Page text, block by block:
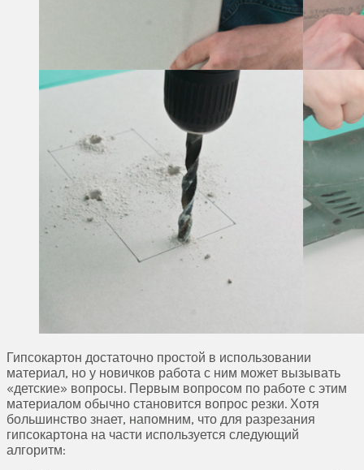
Гипсокартон достаточно простой в использовании
материал, но у новичков работа с ним может вызывать
«детские» вопросы. Первым вопросом по работе с этим
материалом обычно становится вопрос резки. Хотя
большинство знает, напомним, что для разрезания
гипсокартона на части используется следующий
алгоритм: